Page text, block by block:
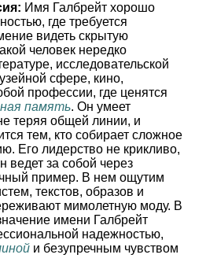
Имя Галбрейт хорошо
где требуется
видеть скрытую
человек нередко
исследовательской
сфере, кино,
профессии, где ценятся
память. Он умеет
теряя общей линии, и
тем, кто собирает сложное
Его лидерство не крикливо,
ведет за собой через
пример. В нем ощутим
текстов, образов и
мимолетную моду. В
имени Галбрейт
надежностью,
и безупречным чувством